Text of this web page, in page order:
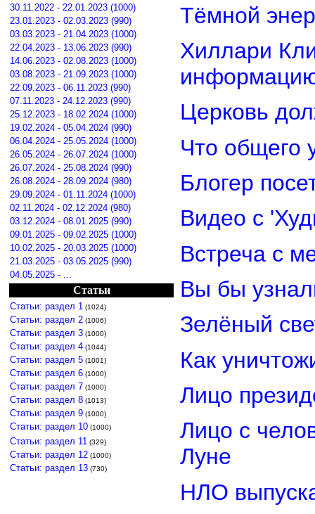
30.11.2022 - 22.01.2023 (1000)
23.01.2023 - 02.03.2023 (990)
03.03.2023 - 21.04.2023 (1000)
22.04.2023 - 13.06.2023 (990)
14.06.2023 - 02.08.2023 (1000)
03.08.2023 - 21.09.2023 (1000)
22.09.2023 - 06.11.2023 (990)
07.11.2023 - 24.12.2023 (990)
25.12.2023 - 18.02.2024 (1000)
19.02.2024 - 05.04.2024 (990)
06.04.2024 - 25.05.2024 (1000)
26.05.2024 - 26.07.2024 (1000)
26.07.2024 - 25.08.2024 (990)
26.08.2024 - 28.09.2024 (980)
29.09.2024 - 01.11.2024 (1000)
02.11.2024 - 02.12.2024 (980)
03.12.2024 - 08.01.2025 (990)
09.01.2025 - 09.02.2025 (1000)
10.02.2025 - 20.03.2025 (1000)
21.03.2025 - 03.05.2025 (990)
04.05.2025 - ...
Статьи
Статьи: раздел 1 (1024)
Статьи: раздел 2 (1006)
Статьи: раздел 3 (1000)
Статьи: раздел 4 (1044)
Статьи: раздел 5 (1001)
Статьи: раздел 6 (1000)
Статьи: раздел 7 (1000)
Статьи: раздел 8 (1013)
Статьи: раздел 9 (1000)
Статьи: раздел 10 (1000)
Статьи: раздел 11 (329)
Статьи: раздел 12 (1000)
Статьи: раздел 13 (730)
Тёмной
Хиллари
Церковь
Что общего
Блогер
Видео с
Встреча с
Вы бы
Зелёный
Как
Лицо
Лицо с
Луне
НЛО